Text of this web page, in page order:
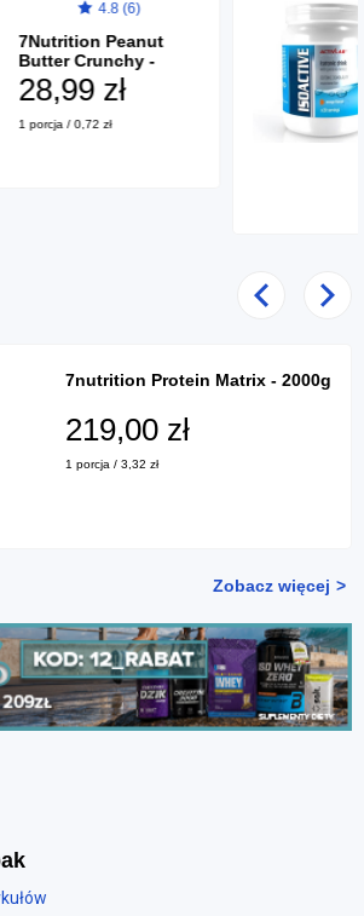
4.8 (6)
7Nutrition Peanut
Butter Crunchy -
1000g
28,99 zł
1 porcja / 0,72 zł
Poprzedni
7nutrition Protein Matrix - 2000g
219,00 zł
1 porcja / 3,32 zł
Zobacz więcej